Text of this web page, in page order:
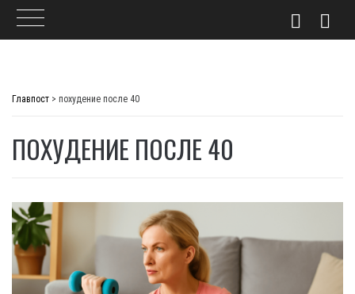
Главпост > похудение после 40
ПОХУДЕНИЕ ПОСЛЕ 40